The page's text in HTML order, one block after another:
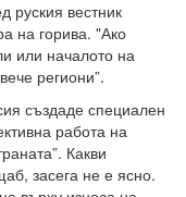
руския вестник
на горива. "Ако
или началото на
региони”.
създаде специален
работа на
Какви
засега не е ясно.